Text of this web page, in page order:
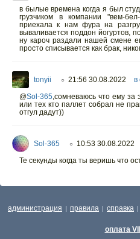
в былые времена когда я был
грузчиком в компании "вем-
приехала к нам фура на
вываливается поддон йогуртов,
ну кароч раздали нашей смене
просто списывается как брак,
tonyii ○ 21:56 30.08.2022 в
@Sol-365,сомневаюсь что ему за
или тех кто паллет собрал не
отгул дадут))
Sol-365 ○ 10:53 30.08.2022
Те секунды когда ты веришь что
администрация | правила | справка |
оплата